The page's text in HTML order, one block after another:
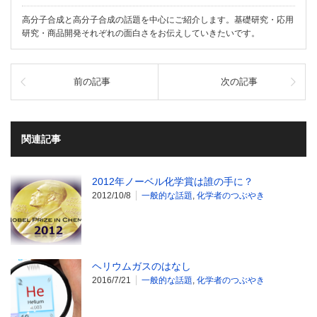
高分子合成と高分子合成の話題を中心にご紹介します。基礎研究・応用
研究・商品開発それぞれの面白さをお伝えしていきたいです。
前の記事 次の記事
関連記事
2012年ノーベル化学賞は誰の手に？
2012/10/8 一般的な話題, 化学者のつぶやき
ヘリウムガスのはなし
2016/7/21 一般的な話題, 化学者のつぶやき